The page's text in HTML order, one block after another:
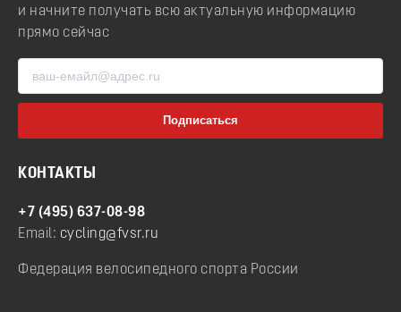
и начните получать всю актуальную информацию
прямо сейчас
КОНТАКТЫ
+7 (495) 637-08-98
Email: cycling@fvsr.ru
Федерация велосипедного спорта России